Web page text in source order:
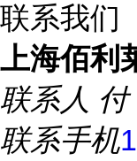
联系我们
上海佰利
联系人 付
联系手机